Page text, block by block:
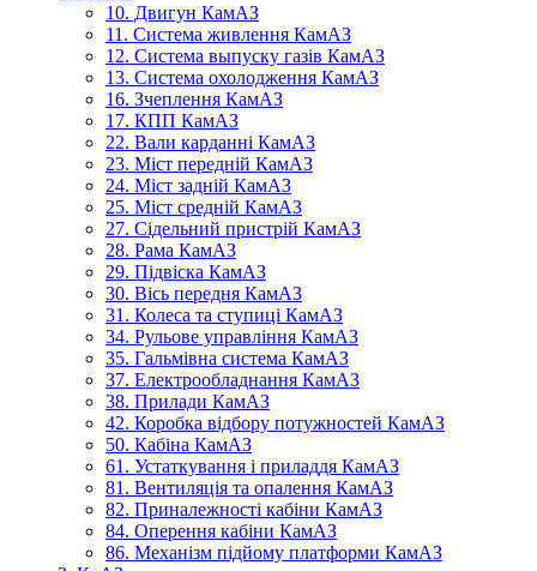
10. Двигун КамАЗ
11. Система живлення КамАЗ
12. Система выпуску газів КамАЗ
13. Система охолодження КамАЗ
16. Зчеплення КамАЗ
17. КПП КамАЗ
22. Вали карданні КамАЗ
23. Міст передній КамАЗ
24. Міст задній КамАЗ
25. Міст средній КамАЗ
27. Сідельний пристрій КамАЗ
28. Рама КамАЗ
29. Підвіска КамАЗ
30. Вісь передня КамАЗ
31. Колеса та ступиці КамАЗ
34. Рульове управління КамАЗ
35. Гальмівна система КамАЗ
37. Електрообладнання КамАЗ
38. Прилади КамАЗ
42. Коробка відбору потужностей КамАЗ
50. Кабіна КамАЗ
61. Устаткування і приладдя КамАЗ
81. Вентиляція та опалення КамАЗ
82. Приналежності кабіни КамАЗ
84. Оперення кабіни КамАЗ
86. Механізм підйому платформи КамАЗ